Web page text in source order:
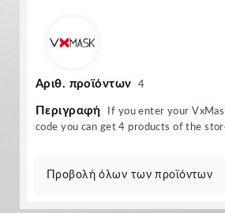
Αριθ. προϊόντων 4
Περιγραφή
If you enter your
code you can get 4 products of the
Προβολή όλων των προϊόντων